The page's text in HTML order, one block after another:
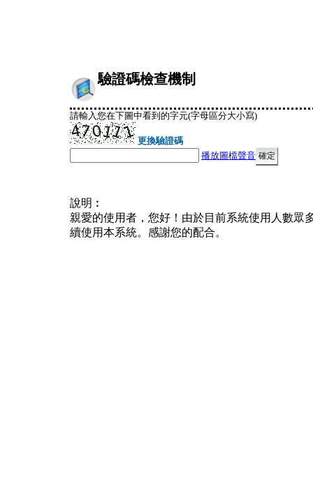
驗證碼檢查機制
請輸入您在下圖中看到的字元(字母區分大小寫)
更換驗證碼
播放圖檔聲音
說明︰
親愛的使用者，您好！由於目前系統使用人數眾
續使用本系統。感謝您的配合。